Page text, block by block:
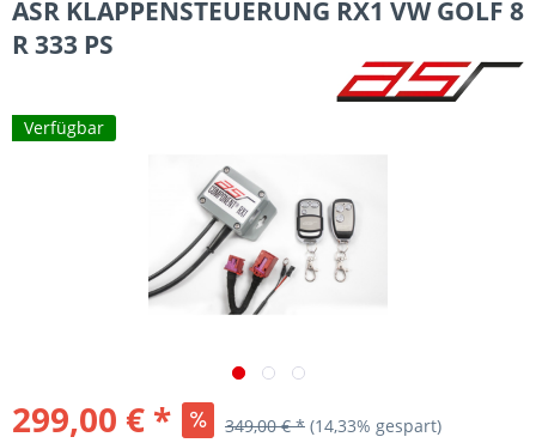
ASR KLAPPENSTEUERUNG RX1 VW GOLF 8
R 333 PS
Verfügbar
299,00 € * 349,00 € * (14,33% gespart)